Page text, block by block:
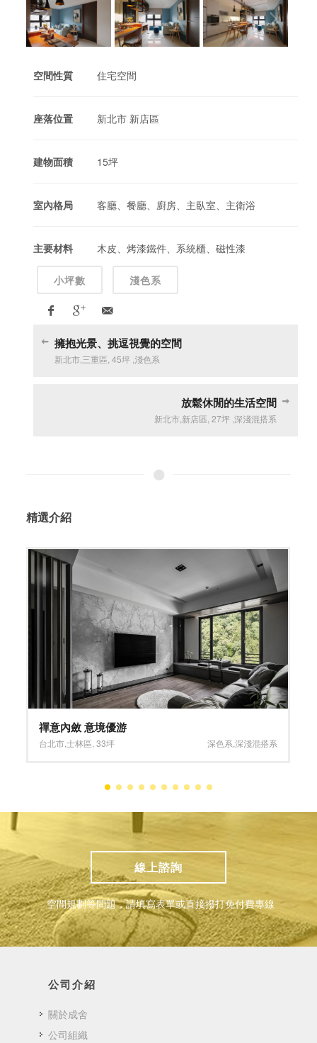
空間性質 住宅空間
座落位置 新北市 新店區
建物面積 15坪
室內格局 客廳、餐廳、廚房、主臥室、主衛浴
主要材料 木皮、烤漆鐵件、系統櫃、磁性漆
小坪數 淺色系
擁抱光景、挑逗視覺的空間
新北市 三重區 ,45坪 ,淺色系
放鬆休閒的生活空間
新北市, 新店區 27坪, 深淺混搭系
精選介紹
沁悅產護中心
桃園市,中壢區,550坪 大坪數,深淺混搭系
線上諮詢
空間規劃等問題，請填寫表單或直接撥打免付費專線
公司介紹
關於成舍
公司組織